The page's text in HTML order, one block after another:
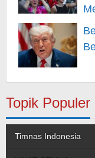
Topik Populer
Timnas Indonesia